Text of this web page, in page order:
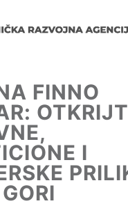
FINNO
I